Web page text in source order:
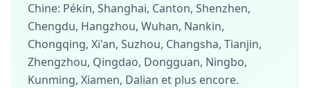
Chine: Pékin, Shanghai, Canton, Shenzhen,
Chengdu, Hangzhou, Wuhan, Nankin,
Chongqing, Xi'an, Suzhou, Changsha, Tianjin,
Zhengzhou, Qingdao, Dongguan, Ningbo,
Kunming, Xiamen, Dalian et plus encore.